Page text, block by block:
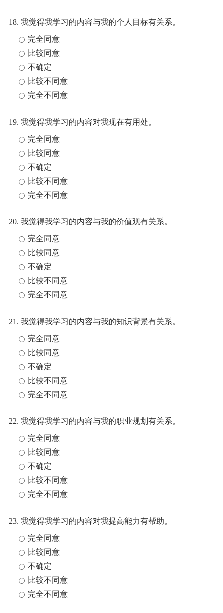
18. 我觉得我学习的内容与我的个人目标有关系。
完全同意
比较同意
不确定
比较不同意
完全不同意
19. 我觉得我学习的内容对我现在有用处。
完全同意
比较同意
不确定
比较不同意
完全不同意
20. 我觉得我学习的内容与我的价值观有关系。
完全同意
比较同意
不确定
比较不同意
完全不同意
21. 我觉得我学习的内容与我的知识背景有关系。
完全同意
比较同意
不确定
比较不同意
完全不同意
22. 我觉得我学习的内容与我的职业规划有关系。
完全同意
比较同意
不确定
比较不同意
完全不同意
23. 我觉得我学习的内容对我提高能力有帮助。
完全同意
比较同意
不确定
比较不同意
完全不同意